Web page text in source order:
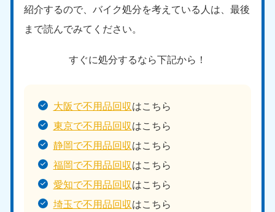
紹介するので、バイク処分を考えている人は、最後
まで読んでみてください。
すぐに処分するなら下記から！
大阪で不用品回収はこちら
東京で不用品回収はこちら
静岡で不用品回収はこちら
福岡で不用品回収はこちら
愛知で不用品回収はこちら
埼玉で不用品回収はこちら